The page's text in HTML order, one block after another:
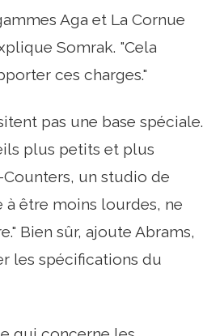
Aga et La Cornue
Somrak. "Cela
ces charges."
pas une base spéciale.
plus petits et plus
un studio de
être moins lourdes, ne
Bien sûr, ajoute Abrams,
les spécifications du